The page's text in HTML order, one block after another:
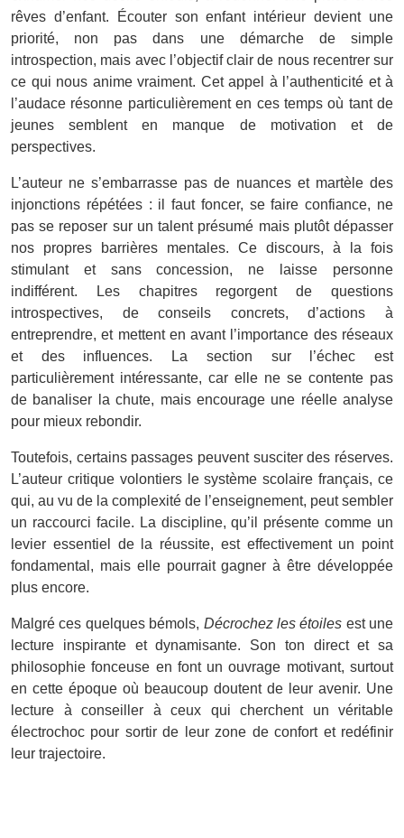
rêves d’enfant. Écouter son enfant intérieur devient une
priorité, non pas dans une démarche de simple
introspection, mais avec l’objectif clair de nous recentrer sur
ce qui nous anime vraiment. Cet appel à l’authenticité et à
l’audace résonne particulièrement en ces temps où tant de
jeunes semblent en manque de motivation et de
perspectives.
L’auteur ne s’embarrasse pas de nuances et martèle des
injonctions répétées : il faut foncer, se faire confiance, ne
pas se reposer sur un talent présumé mais plutôt dépasser
nos propres barrières mentales. Ce discours, à la fois
stimulant et sans concession, ne laisse personne
indifférent. Les chapitres regorgent de questions
introspectives, de conseils concrets, d’actions à
entreprendre, et mettent en avant l’importance des réseaux
et des influences. La section sur l’échec est
particulièrement intéressante, car elle ne se contente pas
de banaliser la chute, mais encourage une réelle analyse
pour mieux rebondir.
Toutefois, certains passages peuvent susciter des réserves.
L’auteur critique volontiers le système scolaire français, ce
qui, au vu de la complexité de l’enseignement, peut sembler
un raccourci facile. La discipline, qu’il présente comme un
levier essentiel de la réussite, est effectivement un point
fondamental, mais elle pourrait gagner à être développée
plus encore.
Malgré ces quelques bémols, Décrochez les étoiles est une
lecture inspirante et dynamisante. Son ton direct et sa
philosophie fonceuse en font un ouvrage motivant, surtout
en cette époque où beaucoup doutent de leur avenir. Une
lecture à conseiller à ceux qui cherchent un véritable
électrochoc pour sortir de leur zone de confort et redéfinir
leur trajectoire.